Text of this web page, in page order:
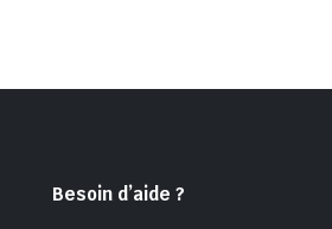
Besoin d’aide ?